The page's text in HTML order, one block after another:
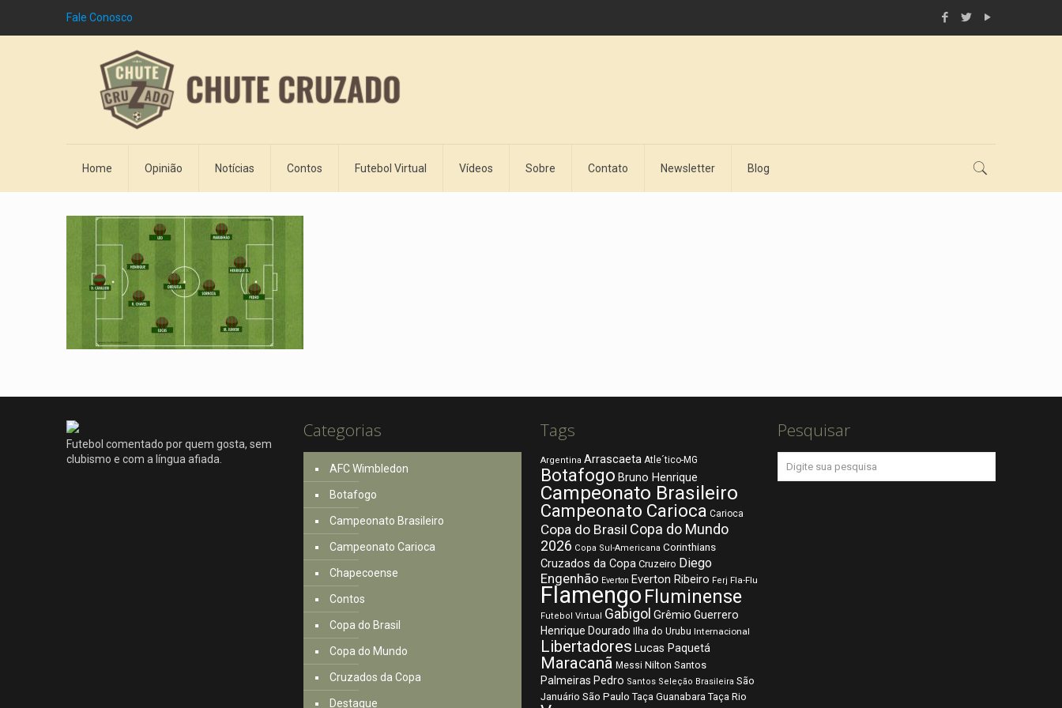
Fale Conosco
Home Opinião Notícias Contos Futebol Virtual Vídeos Sobre Contato Newsletter Blog
Futebol comentado por quem gosta, sem
clubismo e com a língua afiada.
Categorias
AFC Wimbledon
Botafogo
Campeonato Brasileiro
Campeonato Carioca
Chapecoense
Contos
Copa do Brasil
Copa do Mundo
Cruzados da Copa
Destaque
Tags
Argentina Arrascaeta Atle´tico-MG
Botafogo Bruno Henrique
Campeonato Brasileiro
Campeonato Carioca Carioca
Copa do Brasil Copa do Mundo
2026 Copa Sul-Americana Corinthians
Cruzados da Copa Cruzeiro Diego
Engenhão Everton Everton Ribeiro Ferj Fla-Flu
Flamengo Fluminense
Futebol Virtual Gabigol Grêmio Guerrero
Henrique Dourado Ilha do Urubu Internacional
Libertadores Lucas Paquetá
Maracanã Messi Nilton Santos
Palmeiras Pedro Santos Seleção Brasileira São
Januário São Paulo Taça Guanabara Taça Rio
Pesquisar